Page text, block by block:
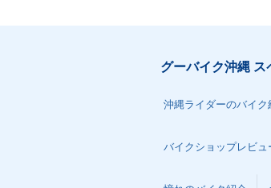
グーバイク沖縄 ス
沖縄ライダーのバイク
バイクショップレビュ